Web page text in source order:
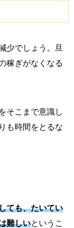
少でしょう。旦
稼ぎがなくなる
そこまで意識し
も時間をとるな
ても、たいてい
難しいというこ